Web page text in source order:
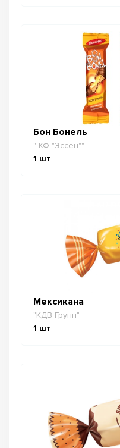
Бон Бонель
" КФ "Эссен""
1 шт
Мексикана
"КДВ Групп"
1 шт